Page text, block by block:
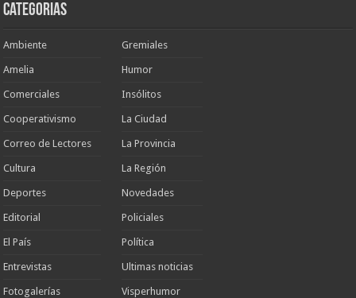
Categorias
Ambiente
Amelia
Comerciales
Cooperativismo
Correo de Lectores
Cultura
Deportes
Editorial
El País
Entrevistas
Fotogalerías
Gremiales
Humor
Insólitos
La Ciudad
La Provincia
La Región
Novedades
Policiales
Política
Ultimas noticias
Visperhumor